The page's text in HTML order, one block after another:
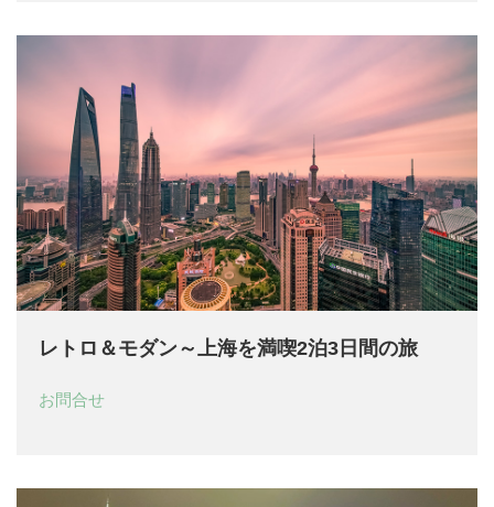
レトロ＆モダン～上海を満喫2泊3日間の旅
お問合せ